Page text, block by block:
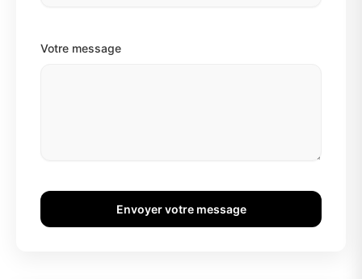
Votre message
Envoyer votre message